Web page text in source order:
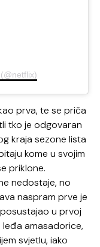
prva, te se priča
tko je odgovaran
kraja sezone lista
kome u svojim
priklone.
nedostaje, no
naspram prve je
u prvoj
amasadorice,
svjetlu, iako